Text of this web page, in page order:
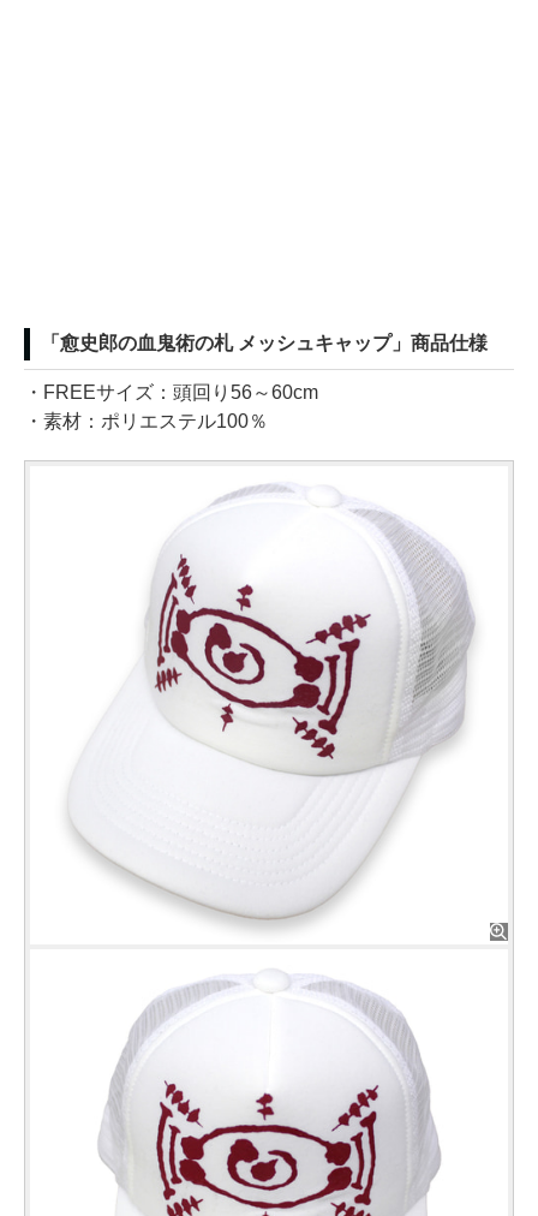
「愈史郎の血鬼術の札 メッシュキャップ」商品仕様
・FREEサイズ：頭回り56～60cm
・素材：ポリエステル100％